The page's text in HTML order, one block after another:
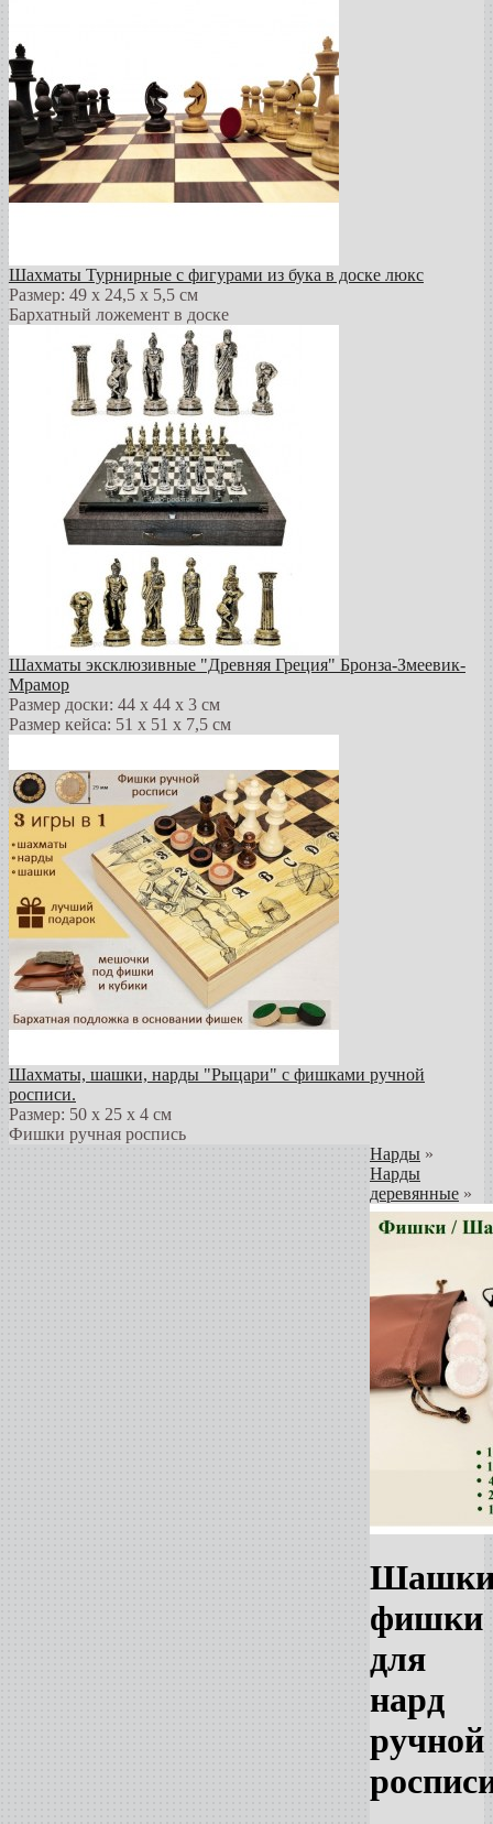
Шахматы Турнирные с фигурами из бука в доске люкс
Размер: 49 х 24,5 х 5,5 см
Бархатный ложемент в доске
Шахматы эксклюзивные "Древняя Греция" Бронза-Змеевик-
Мрамор
Размер доски: 44 х 44 х 3 см
Размер кейса: 51 х 51 х 7,5 см
Шахматы, шашки, нарды "Рыцари" с фишками ручной
росписи.
Размер: 50 х 25 х 4 см
Фишки ручная роспись
Нарды »
Нарды
деревянные »
фишки
для
нард
ручной